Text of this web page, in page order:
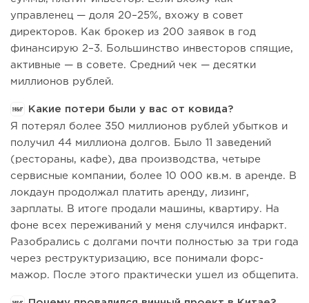
управленец — доля 20–25%, вхожу в совет
директоров. Как брокер из 200 заявок в год
финансирую 2–3. Большинство инвесторов спящие,
активные — в совете. Средний чек — десятки
миллионов рублей.
Какие потери были у вас от ковида?
Я потерял более 350 миллионов рублей убытков и
получил 44 миллиона долгов. Было 11 заведений
(рестораны, кафе), два производства, четыре
сервисные компании, более 10 000 кв.м. в аренде. В
локдаун продолжал платить аренду, лизинг,
зарплаты. В итоге продали машины, квартиру. На
фоне всех переживаний у меня случился инфаркт.
Разобрались с долгами почти полностью за три года
через реструктуризацию, все понимали форс-
мажор. После этого практически ушел из общепита.